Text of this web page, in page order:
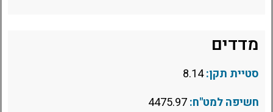
מדדים
סטיית תקן:8.14
חשיפה למט"ח: